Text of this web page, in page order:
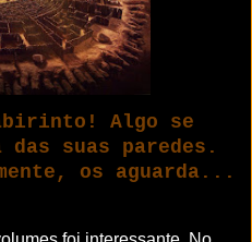
Algo se
das suas paredes.
os aguarda...